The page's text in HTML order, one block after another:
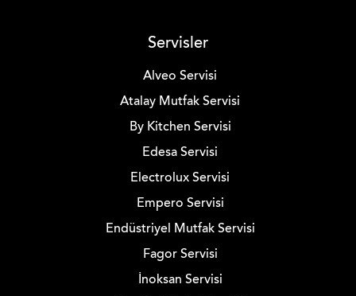
Servisler
Alveo Servisi
Atalay Mutfak Servisi
By Kitchen Servisi
Edesa Servisi
Electrolux Servisi
Empero Servisi
Endüstriyel Mutfak Servisi
Fagor Servisi
İnoksan Servisi